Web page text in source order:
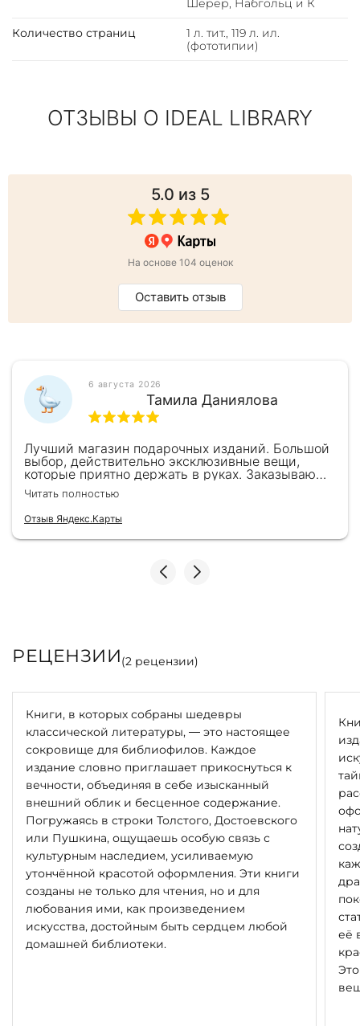
Шерер, Набгольц и К
Количество страниц
1 л. тит., 119 л. ил.
(фототипии)
ОТЗЫВЫ О IDEAL LIBRARY
5.0 из 5
На основе 104 оценок
Оставить отзыв
6 августа 2026
Тамила Даниялова
Лучший магазин подарочных изданий. Большой
выбор, действительно эксклюзивные вещи,
которые приятно держать в руках. Заказываю
здесь уже второй раз для бизнес-партнеров,
всегда всё безупречно — от общения с
консультантами до качества самих книг.
Однозначно рекомендую
Читать полностью
Отзыв Яндекс.Карты
РЕЦЕНЗИИ(2 рецензии)
Книги, в которых собраны шедевры
классической литературы, — это настоящее
сокровище для библиофилов. Каждое
издание словно приглашает прикоснуться к
вечности, объединяя в себе изысканный
внешний облик и бесценное содержание.
Погружаясь в строки Толстого, Достоевского
или Пушкина, ощущаешь особую связь с
культурным наследием, усиливаемую
утончённой красотой оформления. Эти книги
созданы не только для чтения, но и для
любования ими, как произведением
искусства, достойным быть сердцем любой
домашней библиотеки.
её